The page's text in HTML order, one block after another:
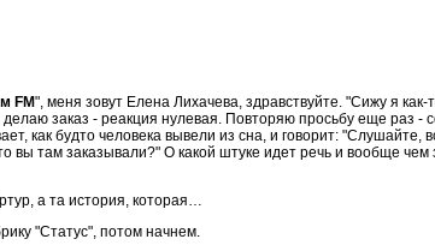
FM", меня зовут Елена Лихачева, здравствуйте. "Сижу я
заказ - реакция нулевая. Повторяю просьбу еще раз
как будто человека вывели из сна, и говорит:
вы там заказывали?" О какой штуке идет речь и вообще
а та история, которая…
"Статус", потом начнем.